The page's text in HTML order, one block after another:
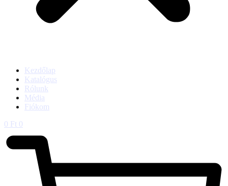
Kezdőlap
Katalógus
Rólunk
Média
Fiókom
0 Ft 0